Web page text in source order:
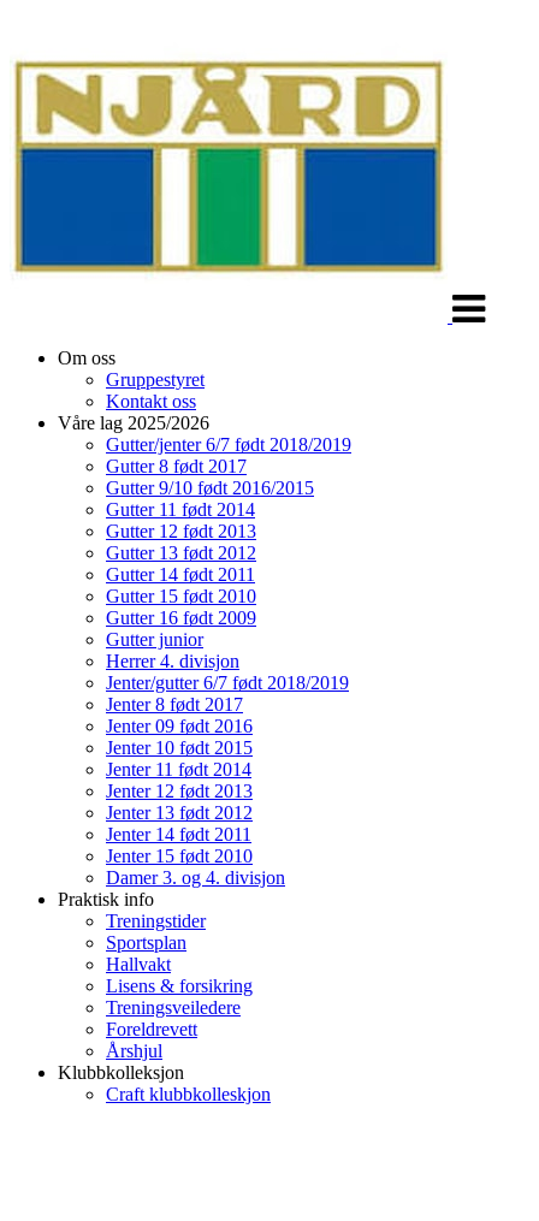
Om oss
Gruppestyret
Kontakt oss
Våre lag 2025/2026
Gutter/jenter 6/7 født 2018/2019
Gutter 8 født 2017
Gutter 9/10 født 2016/2015
Gutter 11 født 2014
Gutter 12 født 2013
Gutter 13 født 2012
Gutter 14 født 2011
Gutter 15 født 2010
Gutter 16 født 2009
Gutter junior
Herrer 4. divisjon
Jenter/gutter 6/7 født 2018/2019
Jenter 8 født 2017
Jenter 09 født 2016
Jenter 10 født 2015
Jenter 11 født 2014
Jenter 12 født 2013
Jenter 13 født 2012
Jenter 14 født 2011
Jenter 15 født 2010
Damer 3. og 4. divisjon
Praktisk info
Treningstider
Sportsplan
Hallvakt
Lisens & forsikring
Treningsveiledere
Foreldrevett
Årshjul
Klubbkolleksjon
Craft klubbkolleskjon